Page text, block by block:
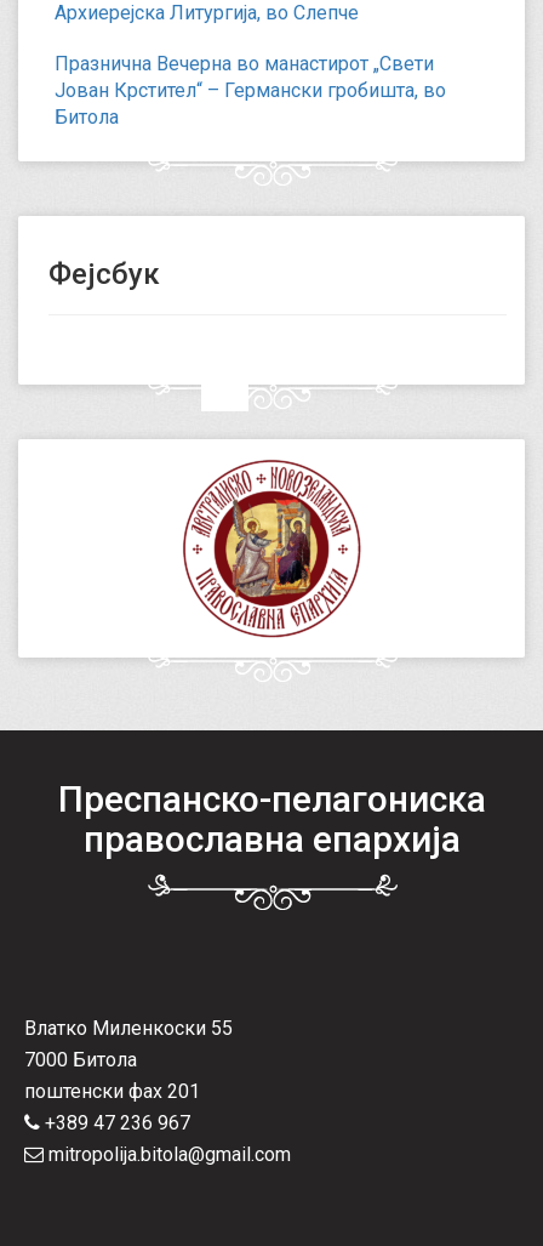
Архиерејска Литургија, во Слепче
Празнична Вечерна во манастирот „Свети
Јован Крстител“ – Германски гробишта, во
Битола
Фејсбук
Преспанско-пелагониска
православна епархија
Влатко Миленкоски 55
7000 Битола
поштенски фах 201
+389 47 236 967
mitropolija.bitola@gmail.com